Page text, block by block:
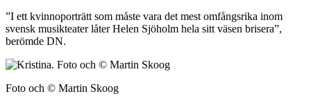
”I ett kvinnoporträtt som måste vara det mest omfångsrika inom
svensk musikteater låter Helen Sjöholm hela sitt väsen brisera”,
berömde DN.
Foto och © Martin Skoog